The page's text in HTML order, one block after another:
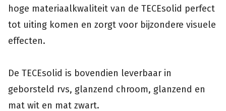
hoge materiaalkwaliteit van de TECEsolid perfect
tot uiting komen en zorgt voor bijzondere visuele
effecten.
De TECEsolid is bovendien leverbaar in
geborsteld rvs, glanzend chroom, glanzend en
mat wit en mat zwart.